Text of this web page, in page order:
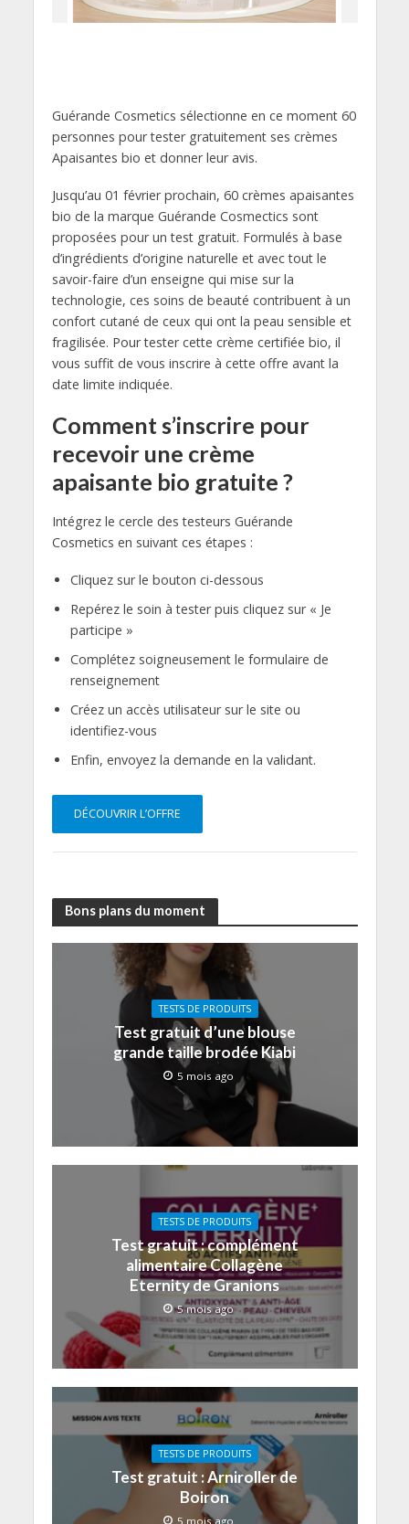
Guérande Cosmetics sélectionne en ce moment 60
personnes pour tester gratuitement ses crèmes
Apaisantes bio et donner leur avis.
Jusqu’au 01 février prochain, 60 crèmes apaisantes
bio de la marque Guérande Cosmectics sont
proposées pour un test gratuit. Formulés à base
d’ingrédients d’origine naturelle et avec tout le
savoir-faire d’un enseigne qui mise sur la
technologie, ces soins de beauté contribuent à un
confort cutané de ceux qui ont la peau sensible et
fragilisée. Pour tester cette crème certifiée bio, il
vous suffit de vous inscrire à cette offre avant la
date limite indiquée.
Comment s’inscrire pour
recevoir une crème
apaisante bio gratuite ?
Intégrez le cercle des testeurs Guérande
Cosmetics en suivant ces étapes :
Cliquez sur le bouton ci-dessous
Repérez le soin à tester puis cliquez sur « Je
participe »
Complétez soigneusement le formulaire de
renseignement
Créez un accès utilisateur sur le site ou
identifiez-vous
Enfin, envoyez la demande en la validant.
DÉCOUVRIR L’OFFRE
Bons plans du moment
TESTS DE PRODUITS
Test gratuit d’une blouse
grande taille brodée Kiabi
5 mois ago
TESTS DE PRODUITS
Test gratuit : complément
alimentaire Collagène
Eternity de Granions
5 mois ago
TESTS DE PRODUITS
Test gratuit : Arniroller de
Boiron
5 mois ago